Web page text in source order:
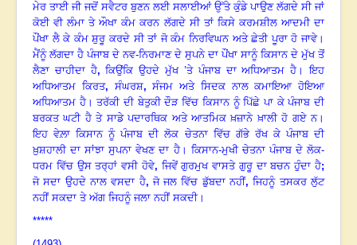
ਮੇਰ ਤਾਈ ਜੀ ਜਦੋਂ ਸਵੈਟਰ ਬੁਣਨ ਲਈ ਸਲਾਈਆਂ ਉੱਤੇ ਕੁੰਡੇ ਪਾਉਣ ਲੱਗਦੇ ਸੀ ਜਾਂ
ਕੋਈ ਵੀ ਲੰਮਾ ਤੇ ਔਖਾ ਕੰਮ ਕਰਨ ਲੱਗਦੇ ਸੀ ਤਾਂ ਕਿਸੇ ਕਰਮਸ਼ੀਲ ਆਦਮੀ ਦਾ
ਪੌਂਖਾ ਲੈ ਕੇ ਕੰਮ ਸ਼ੁਰੂ ਕਰਦੇ ਸੀ ਤਾਂ ਜੋ ਕੰਮ ਨਿਰਵਿਘਨ ਅਤੇ ਛੇਤੀ ਪੂਰਾ ਹੋ ਜਾਵੇ।
ਮੈਂਨੂੰ ਲੱਗਦਾ ਹੈ ਪੰਜਾਬ ਦੇ ਨਵ-ਨਿਰਮਾਣ ਦੇ ਸੁਪਨੇ ਦਾ ਪੌਂਖਾ ਸਾਨੂੰ ਕਿਸਾਨ ਦੇ ਮੁੱਖ ਤੋਂ
ਲੈਣਾ ਚਾਹੀਦਾ ਹੈ,ਕਿਉਂਕਿ ਉਹਦੇ ਮੁੱਖ ’ਤੇ ਪੰਜਾਬ ਦਾ ਅਧਿਆਤਮ ਹੈ। ਇਹ
ਅਧਿਆਤਮ ਕਿਰਤ, ਸੰਘਰਸ਼,ਸੰਜਮ ਅਤੇ ਸਿਦਕ ਨਾਲ ਕਮਾਇਆ ਹੋਇਆ
ਅਧਿਆਤਮ ਹੈ। ਤਰੱਕੀ ਦੀ ਬੇਤੁਕੀ ਦੌੜ ਵਿੱਚ ਕਿਸਾਨ ਨੂੰ ਪਿੱਛੇ ਪਾ ਕੇ ਪੰਜਾਬ ਦੀ
ਬਰਕਤ ਘਟੀ ਹੈ ਤੇ ਸਾਡੇ ਪਦਾਰਥਿਕ ਅਤੇ ਆਤਮਿਕ ਖ਼ਜ਼ਾਨੇ ਖ਼ਾਲੀ ਹੋ ਗਏ ਨ।
ਇਹ ਵੇਲ਼ਾ ਕਿਸਾਨ ਨੂੰ ਪੰਜਾਬ ਦੀ ਲੋਕ ਚੇਤਨਾ ਵਿੱਚ ਗੱਭੇ ਰੱਖ ਕੇ ਪੰਜਾਬ ਦੀ
ਖ਼ੁਸ਼ਹਾਲੀ ਦਾ ਸਾਂਝਾ ਸੁਪਨਾ ਵੇਖਣ ਦਾ ਹੈ। ਕਿਸਾਨ-ਮੁਖੀ ਚੇਤਨਾ ਪੰਜਾਬ ਦੇ ਲੋਕ-
ਧਰਮ ਵਿੱਚ ਉਸ ਤਰ੍ਹਾਂ ਵਸੀ ਹੋਵੇ, ਜਿਵੇਂ ਗੁਰਮੁਖ ਵਾਸਤੇ ਗੁਰੂ ਦਾ ਬਚਨ ਹੁੰਦਾ ਹੈ;
ਜੋ ਸਦਾ ਉਹਦੇ ਨਾਲ ਵਸਦਾ ਹੈ, ਜੋ ਜਲ ਵਿੱਚ ਡੁੱਬਦਾ ਨਹੀਂ,ਜਿਹਨੂੰ ਤਸਕਰ ਲੁੱਟ
ਨਹੀਂ ਸਕਦਾ ਤੇ ਅੱਗ ਜਿਹਨੂੰ ਜਲਾ ਨਹੀਂ ਸਕਦੀ।
*****